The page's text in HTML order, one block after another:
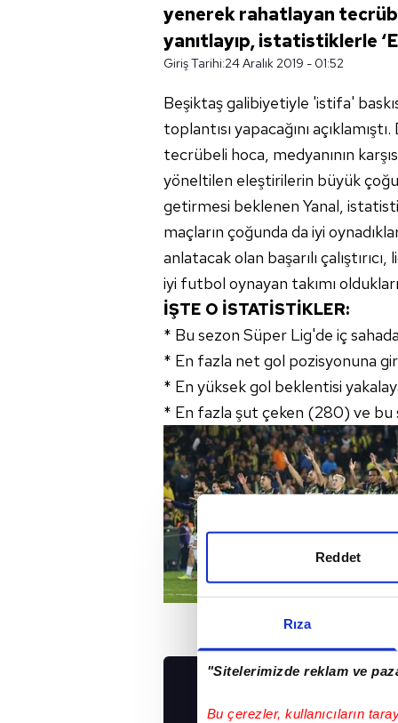
Rıza
"Sitelerimizde reklam ve
Bu çerezler, kullanıcıların
Reddet
yenerek rahatlayan
yanıtlayıp, istatistiklerle
Giriş Tarihi:24 Aralık 2019 - 01:52
Beşiktaş galibiyetiyle 'istifa'
toplantısı yapacağını
tecrübeli hoca, medyanının
yöneltilen eleştirilerin büyük
getirmesi beklenen Yanal,
maçların çoğunda da iyi
anlatacak olan başarılı
iyi futbol oynayan takımı
İŞTE O İSTATİSTİKLER:
* Bu sezon Süper Lig'de iç
* En fazla net gol pozisyonuna
* En yüksek gol beklentisi
* En fazla şut çeken (280) ve
İNDİRİN!